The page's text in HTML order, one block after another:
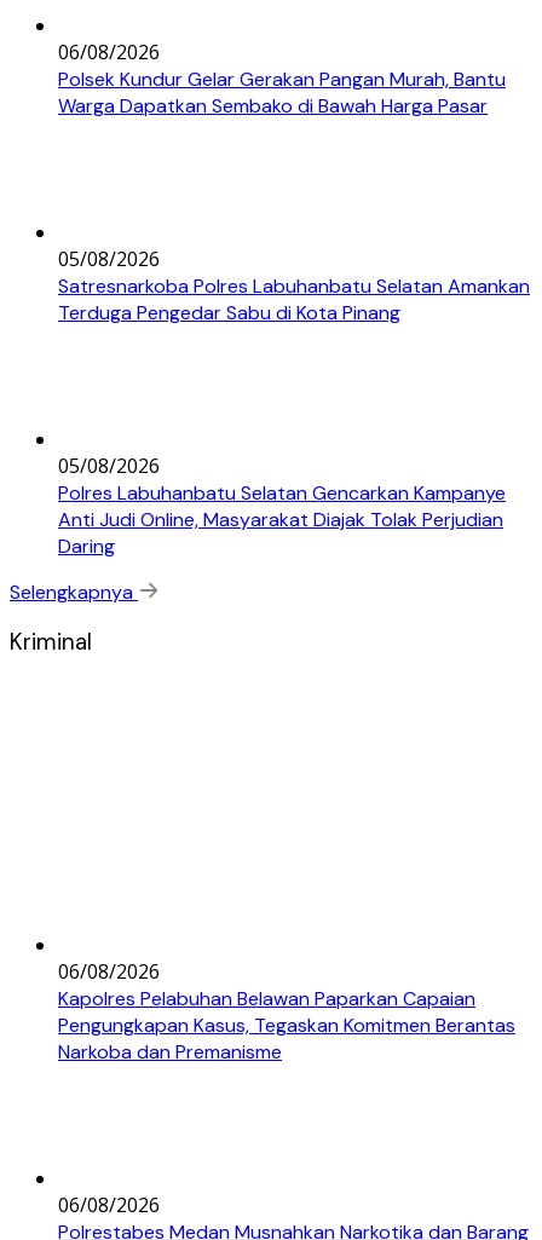
06/08/2026
Polsek Kundur Gelar Gerakan Pangan Murah, Bantu
Warga Dapatkan Sembako di Bawah Harga Pasar
05/08/2026
Satresnarkoba Polres Labuhanbatu Selatan Amankan
Terduga Pengedar Sabu di Kota Pinang
05/08/2026
Polres Labuhanbatu Selatan Gencarkan Kampanye
Anti Judi Online, Masyarakat Diajak Tolak Perjudian
Daring
Selengkapnya
Kriminal
06/08/2026
Kapolres Pelabuhan Belawan Paparkan Capaian
Pengungkapan Kasus, Tegaskan Komitmen Berantas
Narkoba dan Premanisme
06/08/2026
Polrestabes Medan Musnahkan Narkotika dan Barang